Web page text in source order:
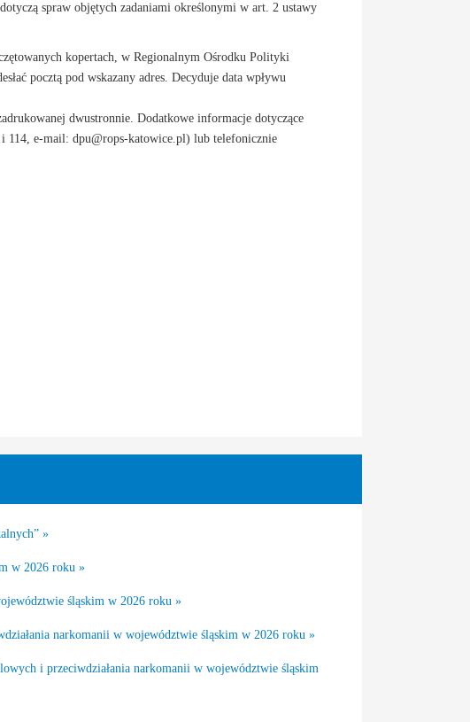
spraw objętych zadaniami określonymi w art. 2 ustawy
kopertach, w Regionalnym Ośrodku Polityki
pocztą pod wskazany adres. Decyduje data wpływu
dwustronnie. Dodatkowe informacje dotyczące
114, e-mail: dpu@rops-katowice.pl) lub telefonicznie
»
w 2026 roku »
śląskim w 2026 roku »
narkomanii w województwie śląskim w 2026 roku »
i przeciwdziałania narkomanii w województwie śląskim